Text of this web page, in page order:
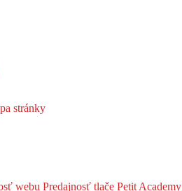
stránky
webu Predajnosť tlače Petit Academy